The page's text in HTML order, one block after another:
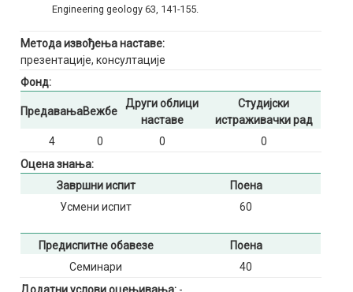
Engineering geology 63, 141-155.
Метода извођења наставе:
презентације, консултације
Фонд:
ПредавањаВежбе
Други облици
наставе
Студијски
истраживачки рад
4
0 0
0
Оцена знања:
Завршни испит
Поена
Усмени испит
60
Предиспитне обавезе
Поена
Семинари
40